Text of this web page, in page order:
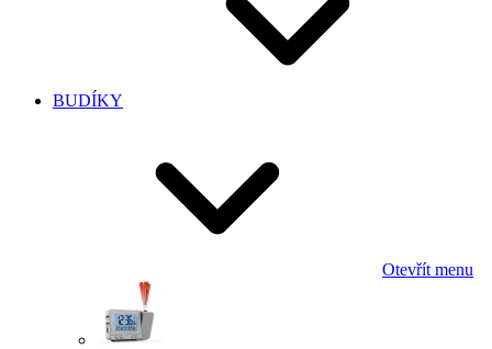
BUDÍKY
Otevřít menu